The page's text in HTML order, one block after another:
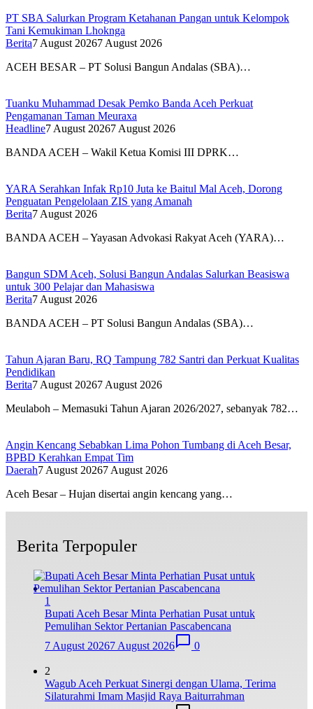
PT SBA Salurkan Program Ketahanan Pangan untuk Kelompok
Tani Kemukiman Lhoknga
Berita7 August 20267 August 2026
ACEH BESAR – PT Solusi Bangun Andalas (SBA)…
Tuanku Muhammad Desak Pemko Banda Aceh Perkuat
Pengamanan Taman Meuraxa
Headline7 August 20267 August 2026
BANDA ACEH – Wakil Ketua Komisi III DPRK…
YARA Serahkan Infak Rp10 Juta ke Baitul Mal Aceh, Dorong
Penguatan Pengelolaan ZIS yang Amanah
Berita7 August 2026
BANDA ACEH – Yayasan Advokasi Rakyat Aceh (YARA)…
Bangun SDM Aceh, Solusi Bangun Andalas Salurkan Beasiswa
untuk 300 Pelajar dan Mahasiswa
Berita7 August 2026
BANDA ACEH – PT Solusi Bangun Andalas (SBA)…
Tahun Ajaran Baru, RQ Tampung 782 Santri dan Perkuat Kualitas
Pendidikan
Berita7 August 20267 August 2026
Meulaboh – Memasuki Tahun Ajaran 2026/2027, sebanyak 782…
Angin Kencang Sebabkan Lima Pohon Tumbang di Aceh Besar,
BPBD Kerahkan Empat Tim
Daerah7 August 20267 August 2026
Aceh Besar – Hujan disertai angin kencang yang…
Berita Terpopuler
1
Bupati Aceh Besar Minta Perhatian Pusat untuk
Pemulihan Sektor Pertanian Pascabencana
7 August 20267 August 2026 0
2
Wagub Aceh Perkuat Sinergi dengan Ulama, Terima
Silaturahmi Imam Masjid Raya Baiturrahman